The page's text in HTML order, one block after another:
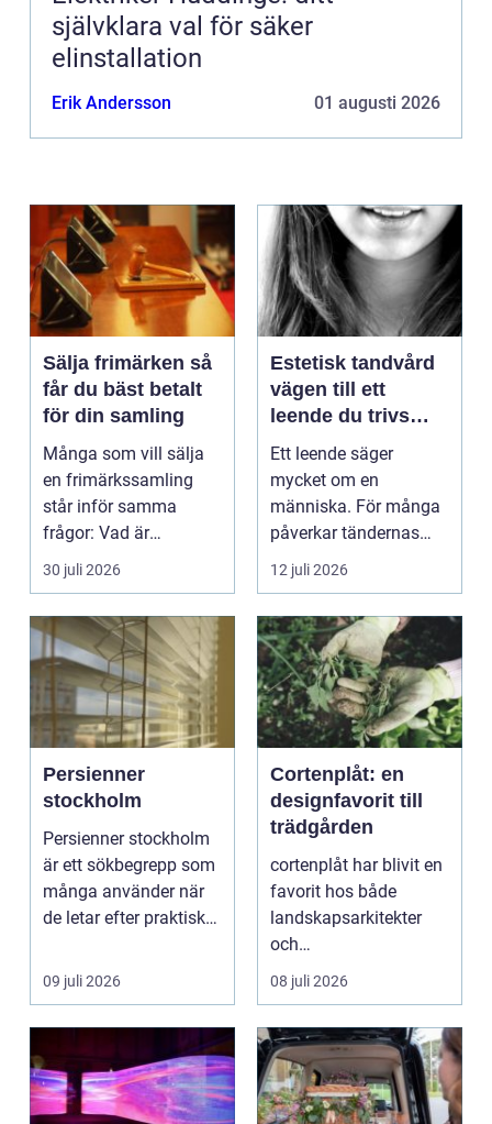
självklara val för säker
elinstallation
Erik Andersson 01 augusti 2026
Sälja frimärken så
får du bäst betalt
för din samling
Många som vill sälja
en frimärkssamling
står inför samma
frågor: Vad är
samlingen värd? Var
vänder m...
30 juli 2026
Estetisk tandvård
vägen till ett
leende du trivs
med
Ett leende säger
mycket om en
människa. För många
påverkar tändernas
utseende både
självförtroendet ...
12 juli 2026
Persienner
stockholm
Persienner stockholm
är ett sökbegrepp som
många använder när
de letar efter praktiska
09 juli 2026
Cortenplåt: en
designfavorit till
trädgården
cortenplåt har blivit en
favorit hos både
landskapsarkitekter
och
trädgårdsentusiaster.
Det är ett m...
08 juli 2026